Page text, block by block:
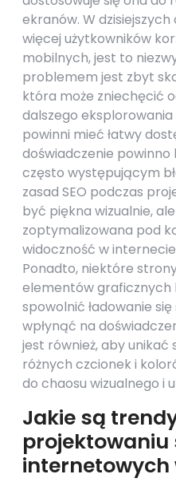
ekranów. W
więcej użytkowników
mobilnych, jest to
problemem jest zbyt
która może zniechęcić
dalszego
powinni mieć łatwy
doświadczenie
często występującym
zasad SEO podczas
być piękna wizualnie,
zoptymalizowana pod
widoczność w
Ponadto, niektóre
elementów graficznych
spowolnić ładowanie
wpłynąć na
jest również, aby unikać
różnych czcionek i
do chaosu wizualnego i
Jakie są
projektowaniu
internetowych